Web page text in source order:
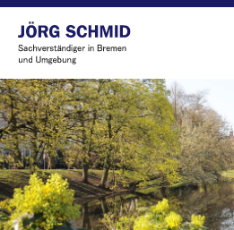
Zum
Inhalt
springen